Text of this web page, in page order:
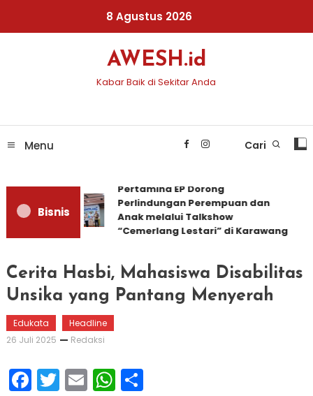
8 Agustus 2026
AWESH.id
Kabar Baik di Sekitar Anda
Menu Cari
Bisnis
Pertamina EP Dorong
Perlindungan Perempuan dan
Anak melalui Talkshow
“Cemerlang Lestari” di Karawang
Cerita Hasbi, Mahasiswa Disabilitas
Unsika yang Pantang Menyerah
Edukata
Headline
26 Juli 2025
Redaksi
Facebook
Twitter
EmailWhatsApp
Share